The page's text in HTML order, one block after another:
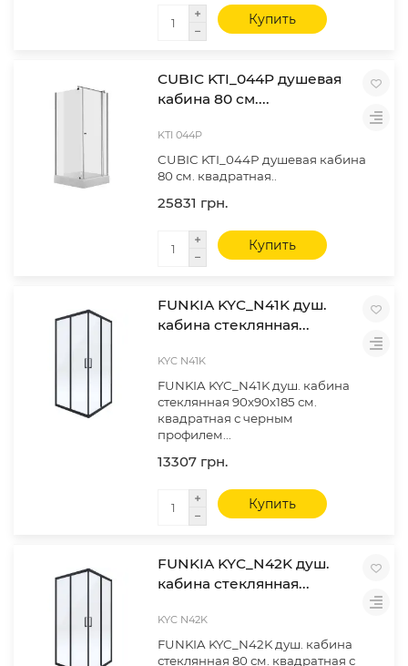
Купить
CUBIC KTI_044P душевая
кабина 80 см....
KTI 044P
CUBIC KTI_044P душевая кабина
80 см. квадратная..
25831 грн.
Купить
FUNKIA KYC_N41K душ.
кабина стеклянная...
KYC N41K
FUNKIA KYC_N41K душ. кабина
стеклянная 90x90х185 см.
квадратная с черным
профилем...
13307 грн.
Купить
FUNKIA KYC_N42K душ.
кабина стеклянная...
KYC N42K
FUNKIA KYC_N42K душ. кабина
стеклянная 80 см. квадратная с